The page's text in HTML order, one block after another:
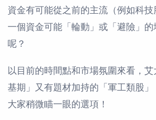
資金有可能從之前的主流（例如科
一個資金可能「輪動」或「避險」
呢？
以目前的時間點和市場氛圍來看，
基期」又有題材加持的「軍工類股
大家稍微瞄一眼的選項！